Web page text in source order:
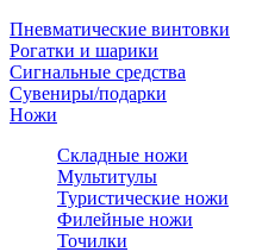
Пневматические винтовки
Рогатки и шарики
Сигнальные средства
Сувениры/подарки
Ножи
Складные ножи
Мультитулы
Туристические ножи
Филейные ножи
Точилки